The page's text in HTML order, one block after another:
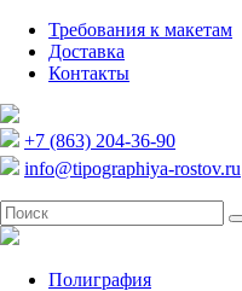
Требования к макетам
Доставка
Контакты
+7 (863) 204-36-90
info@tipographiya-rostov.ru
Полиграфия